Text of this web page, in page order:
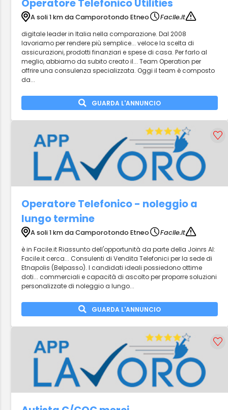
Operatore Telefonico Utilities
A soli 1 km da Camporotondo Etneo
Facile.it
digitale leader in Italia nella comparazione. Dal 2008
lavoriamo per rendere più semplice... veloce la scelta di
assicurazioni, prodotti finanziari e spese di casa. Per farlo al
meglio, abbiamo da subito creato il... Team Operation per
offrire una consulenza specializzata. Oggi il team è composto
da...
GUARDA L'ANNUNCIO
Operatore Telefonico - noleggio a
lungo termine
A soli 1 km da Camporotondo Etneo
Facile.it
è in Facile.it Riassunto dell'opportunità da parte della Joinrs AI:
Facile.it cerca... Consulenti di Vendita Telefonici per la sede di
Etnapolis (Belpasso). I candidati ideali possiedono ottime
doti... commerciali e capacità di ascolto per proporre soluzioni
personalizzate di noleggio a lungo...
GUARDA L'ANNUNCIO